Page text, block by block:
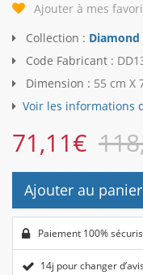
Ajouter à mes
Collection : Diamond
Code Fabricant :
Dimension : 55 cm X
Voir les informations
71,11€
Ajouter au panier
Paiement 100%
14j pour changer d’avis